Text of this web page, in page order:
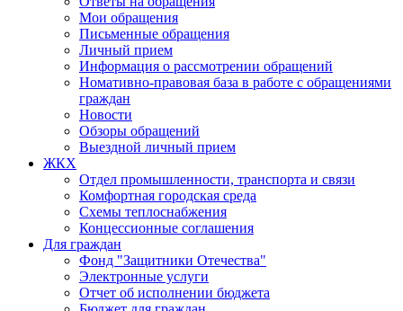
Мои обращения
Письменные обращения
Личный прием
Информация о рассмотрении обращений
Номативно-правовая база в работе с обращениями
граждан
Новости
Обзоры обращений
Выездной личный прием
ЖКХ
Отдел промышленности, транспорта и связи
Комфортная городская среда
Схемы теплоснабжения
Концессионные соглашения
Для граждан
Фонд "Защитники Отечества"
Электронные услуги
Отчет об исполнении бюджета